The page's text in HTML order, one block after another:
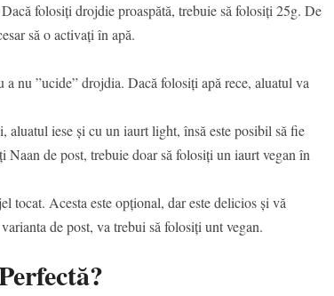
folosiți drojdie proaspătă, trebuie să folosiți 25g. De
să o activați în apă.
nu ”ucide” drojdia. Dacă folosiți apă rece, aluatul va
aluatul iese și cu un iaurt light, însă este posibil să fie
de post, trebuie doar să folosiți un iaurt vegan în
tocat. Acesta este opțional, dar este delicios și vă
de post, va trebui să folosiți unt vegan.